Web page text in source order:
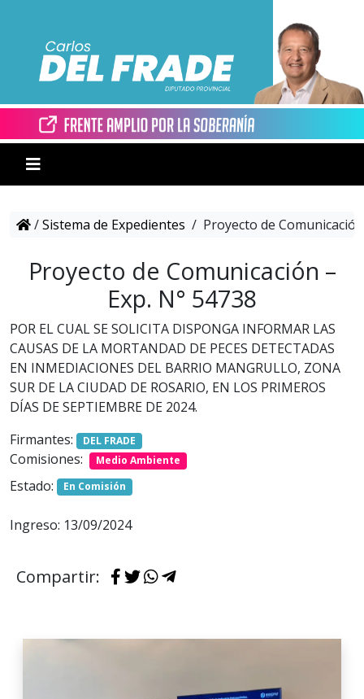
/Sistema de Expedientes / Proyecto de
Proyecto de Comunicación –
Exp. N° 54738
POR EL CUAL SE SOLICITA DISPONGA INFORMAR LAS
CAUSAS DE LA MORTANDAD DE PECES DETECTADAS
EN INMEDIACIONES DEL BARRIO MANGRULLO, ZONA
SUR DE LA CIUDAD DE ROSARIO, EN LOS PRIMEROS
DÍAS DE SEPTIEMBRE DE 2024.
Firmantes:
DEL FRADE
Comisiones: Medio Ambiente
Estado: En Comisión
Ingreso: 13/09/2024
Compartir: